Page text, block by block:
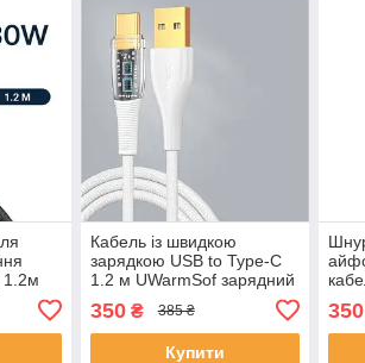
1.2м
Кабель із швидкою
зарядкою USB to Type-C
1.2 м UWarmSof зарядний
провід тайп си 18 Вт Білий
350₴ 385 ₴
Купити
350